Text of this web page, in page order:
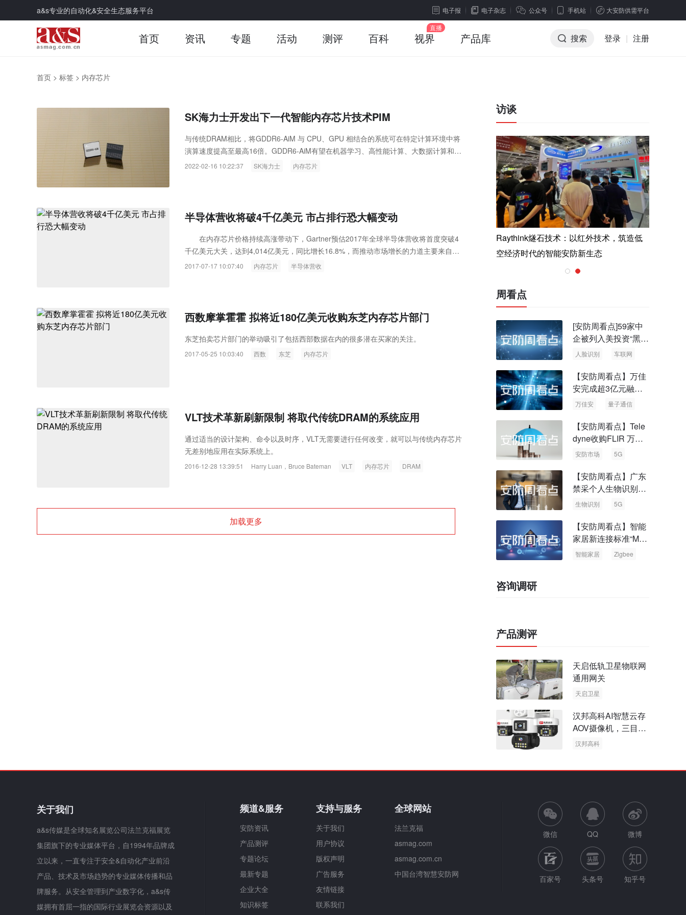
a&s专业的自动化&安全生态服务平台 电子报 电子杂志 公众号 手机站 大安防供需平台
首页 资讯 专题 活动 测评 百科 视界 产品库 搜索 登录 | 注册
首页 > 标签 > 内存芯片
SK海力士开发出下一代智能内存芯片技术PIM
与传统DRAM相比，将GDDR6-AiM 与 CPU、GPU 相结合的系统可在特定计算环境中将
演算速度提高至最高16倍。GDDR6-AiM有望在机器学习、高性能计算、大数据计算和存
储等领域有广泛应用。
2022-02-16 10:22:37 SK海力士 内存芯片
半导体营收将破4千亿美元 市占排行恐大幅变动
在内存芯片价格持续高涨带动下，Gartner预估2017年全球半导体营收将首度突破4
千亿美元大关，达到4,014亿美元，同比增长16.8%，而推动市场增长的力道主要来自内
存芯片营收增长，据统计，2017年内存市场的营收提升幅度高达52%，这也将大幅撼动整
2017-07-17 10:07:40 内存芯片 半导体营收
西数摩掌霍霍 拟将近180亿美元收购东芝内存芯片部门
东芝拍卖芯片部门的举动吸引了包括西部数据在内的很多潜在买家的关注。
2017-05-25 10:03:40 西数 东芝 内存芯片
VLT技术革新刷新限制 将取代传统DRAM的系统应用
通过适当的设计架构、命令以及时序，VLT无需要进行任何改变，就可以与传统内存芯片
无差别地应用在实际系统上。
2016-12-28 13:39:51 Harry Luan，Bruce Bateman VLT 内存芯片
DRAM
加载更多
访谈
Raythink燧石技术：以红外技术，筑造低
空经济时代的智能安防新生态
智联航空：无人机赋能应急救援与医疗运
输行业创新
Raythink燧石技术：以红外技术，筑造低
空经济时代的智能安防新生态
周看点
[安防周看点]59家中
企被列入美投资“黑名
单” 中国信通院启动
人脸识别 车联网
【安防周看点】万佳
安完成超3亿元融资
国内首批量子通信标
万佳安 量子通信
【安防周看点】Tele
dyne收购FLIR 万物
云新品牌“万御安防”
安防市场 5G
【安防周看点】广东
禁采个人生物识别信
息 中国5G基站占全
生物识别 5G
【安防周看点】智能
家居新连接标准“Matt
er” Zigbee联盟更名
智能家居 Zigbee
咨询调研
产品测评
天启低轨卫星物联网
通用网关
天启卫星
汉邦高科AI智慧云存
AOV摄像机，三目太
阳能多摄球机
汉邦高科
关于我们
a&s传媒是全球知名展览公司法兰克福展览
集团旗下的专业媒体平台，自1994年品牌成
立以来，一直专注于安全&自动化产业前沿
产品、技术及市场趋势的专业媒体传播和品
牌服务。从安全管理到产业数字化，a&s传
媒拥有首屈一指的国际行业展览会资源以及
频道&服务
安防资讯
产品测评
专题论坛
最新专题
企业大全
知识标签
支持与服务
关于我们
用户协议
版权声明
广告服务
友情链接
联系我们
全球网站
法兰克福
asmag.com
asmag.com.cn
中国台湾智慧安防网
微信 QQ 微博
百家号 头条号 知乎号